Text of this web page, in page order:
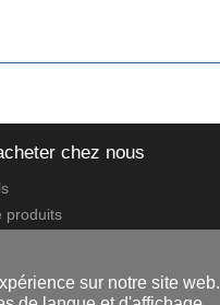
sur notre site web.
chez nous
produits